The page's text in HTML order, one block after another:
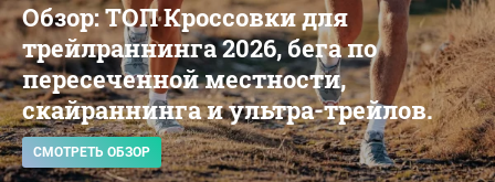
Обзор: ТОП Кроссовки для
трейлраннинга 2026, бега по
пересеченной местности,
скайраннинга и ультра-трейлов.
СМОТРЕТЬ ОБЗОР